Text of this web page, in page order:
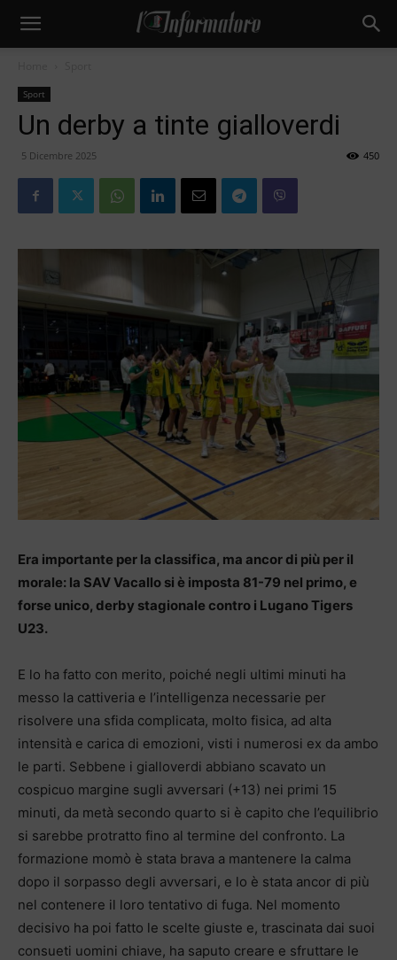
Sport
Un derby a tinte gialloverdi
5 Dicembre 2025 450
Era importante per la classifica, ma ancor di più per il
morale: la SAV Vacallo si è imposta 81-79 nel primo, e
forse unico, derby stagionale contro i Lugano Tigers
U23.
E lo ha fatto con merito, poiché negli ultimi minuti ha
messo la cattiveria e l’intelligenza necessarie per
risolvere una sfida complicata, molto fisica, ad alta
intensità e carica di emozioni, visti i numerosi ex da ambo
le parti. Sebbene i gialloverdi abbiano scavato un
cospicuo margine sugli avversari (+13) nei primi 15
minuti, da metà secondo quarto si è capito che l’equilibrio
si sarebbe protratto fino al termine del confronto. La
formazione momò è stata brava a mantenere la calma
dopo il sorpasso degli avversari, e lo è stata ancor di più
nel contenere il loro tentativo di fuga. Nel momento
decisivo ha poi fatto le scelte giuste e, trascinata dai suoi
consueti uomini chiave, ha saputo creare e sfruttare le